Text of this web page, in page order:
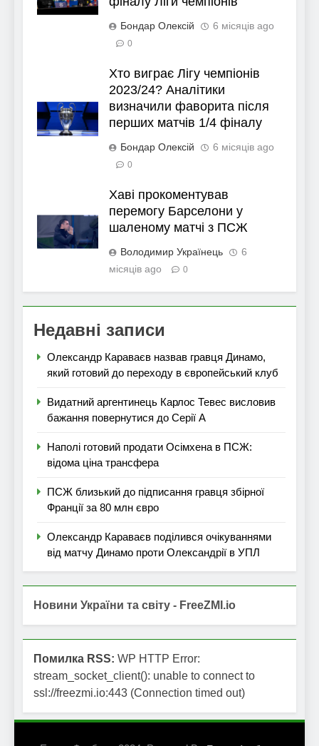
Бондар Олексій 6 місяців ago
0
Хто виграє Лігу чемпіонів
2023/24? Аналітики
визначили фаворита після
перших матчів 1/4 фіналу
Бондар Олексій 6 місяців ago
0
Хаві прокоментував
перемогу Барселони у
шаленому матчі з ПСЖ
Володимир Українець
6
місяців ago
0
Недавні записи
Олександр Караваєв назвав гравця Динамо,
який готовий до переходу в європейський клуб
Видатний аргентинець Карлос Тевес висловив
бажання повернутися до Серії А
Наполі готовий продати Осімхена в ПСЖ:
відома ціна трансфера
ПСЖ близький до підписання гравця збірної
Франції за 80 млн євро
Олександр Караваєв поділився очікуваннями
від матчу Динамо проти Олександрії в УПЛ
Новини України та світу - FreeZMI.io
Помилка RSS: WP HTTP Error:
stream_socket_client(): unable to connect to
ssl://freezmi.io:443 (Connection timed out)